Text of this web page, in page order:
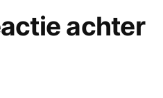
achter